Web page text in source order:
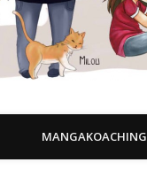
MANGAKOACHING